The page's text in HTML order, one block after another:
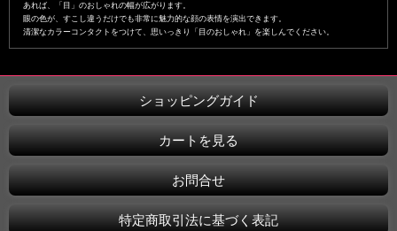
あれば、「目」のおしゃれの幅が広がります。
眼の色が、すこし違うだけでも非常に魅力的な顔の表情を演出できます。
清潔なカラーコンタクトをつけて、思いっきり「目のおしゃれ」を楽しんでください。
ショッピングガイド
カートを見る
お問合せ
特定商取引法に基づく表記